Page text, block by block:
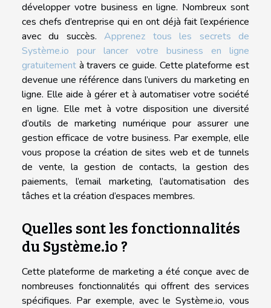
développer votre business en ligne. Nombreux sont
ces chefs d’entreprise qui en ont déjà fait l’expérience
avec du succès.Apprenez tous les secrets de
Système.io pour lancer votre business en ligne
gratuitement à travers ce guide. Cette plateforme est
devenue une référence dans l’univers du marketing en
ligne. Elle aide à gérer et à automatiser votre société
en ligne. Elle met à votre disposition une diversité
d’outils de marketing numérique pour assurer une
gestion efficace de votre business. Par exemple, elle
vous propose la création de sites web et de tunnels
de vente, la gestion de contacts, la gestion des
paiements, l’email marketing, l’automatisation des
tâches et la création d’espaces membres.
Quelles sont les fonctionnalités
du Système.io ?
Cette plateforme de marketing a été conçue avec de
nombreuses fonctionnalités qui offrent des services
spécifiques. Par exemple, avec le Système.io, vous